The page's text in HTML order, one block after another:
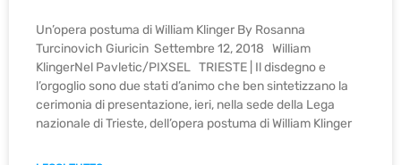
Un’opera postuma di William Klinger By Rosanna
Turcinovich Giuricin Settembre 12, 2018 William
KlingerNel Pavletic/PIXSEL TRIESTE | Il disdegno e
l’orgoglio sono due stati d’animo che ben sintetizzano la
cerimonia di presentazione, ieri, nella sede della Lega
nazionale di Trieste, dell’opera postuma di William Klinger